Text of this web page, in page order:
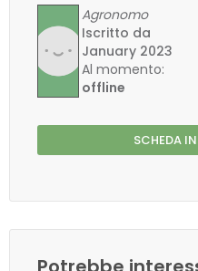
Agronomo
Iscritto da
January 2023
Al momento:
offline
SCHEDA